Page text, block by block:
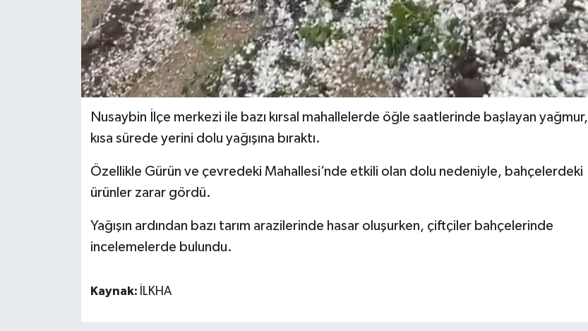
Nusaybin İlçe merkezi ile bazı kırsal mahallelerde öğle saatlerinde başlayan yağmur,
kısa sürede yerini dolu yağışına bıraktı.
Özellikle Gürün ve çevredeki Mahallesi’nde etkili olan dolu nedeniyle, bahçelerdeki
ürünler zarar gördü.
Yağışın ardından bazı tarım arazilerinde hasar oluşurken, çiftçiler bahçelerinde
incelemelerde bulundu.
Kaynak: İLKHA
Kültür & Sanat
Sağlık & Yaşam